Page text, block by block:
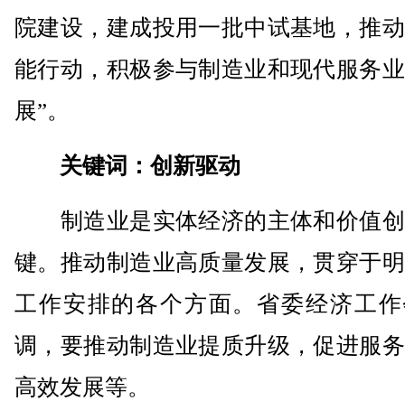
院建设，建成投用一批中试基地，推
能行动，积极参与制造业和现代服务
展”。
关键词：创新驱动
制造业是实体经济的主体和价值
键。推动制造业高质量发展，贯穿于
工作安排的各个方面。省委经济工
调，要推动制造业提质升级，促进服
高效发展等。